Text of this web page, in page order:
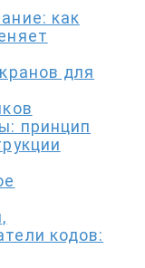
как
для
принцип
кодов: